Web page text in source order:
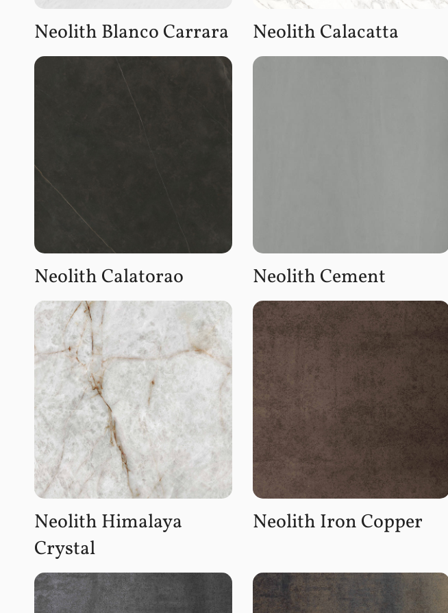
Neolith Blanco Carrara Neolith Calacatta
Neolith Calatorao Neolith Cement
Neolith Himalaya
Crystal
Neolith Iron Copper